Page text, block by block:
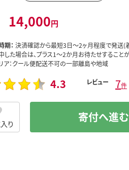
14,000円
期： 決済確認から最短3日～2ヶ月程度で発送
した場合は、プラス1～2か月お待たせすること
ア：クール便配送不可の一部離島や地域
4.3 レビュー 7件
り 寄付へ進む